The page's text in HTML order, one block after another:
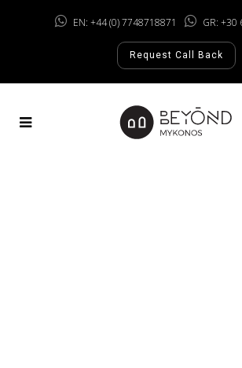
EN: +44 (0) 7748718871 GR: +30
Request Call Back